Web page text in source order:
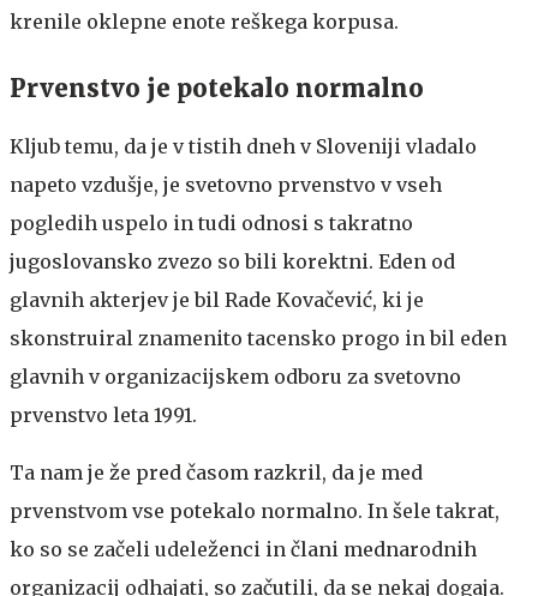
krenile oklepne enote reškega korpusa.
Prvenstvo je potekalo normalno
Kljub temu, da je v tistih dneh v Sloveniji vladalo
napeto vzdušje, je svetovno prvenstvo v vseh
pogledih uspelo in tudi odnosi s takratno
jugoslovansko zvezo so bili korektni. Eden od
glavnih akterjev je bil Rade Kovačević, ki je
skonstruiral znamenito tacensko progo in bil eden
glavnih v organizacijskem odboru za svetovno
prvenstvo leta 1991.
Ta nam je že pred časom razkril, da je med
prvenstvom vse potekalo normalno. In šele takrat,
ko so se začeli udeleženci in člani mednarodnih
organizacij odhajati, so začutili, da se nekaj dogaja.